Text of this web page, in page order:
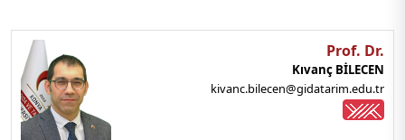
Prof. Dr.
Kıvanç BİLECEN
kivanc.bilecen@gidatarim.edu.tr